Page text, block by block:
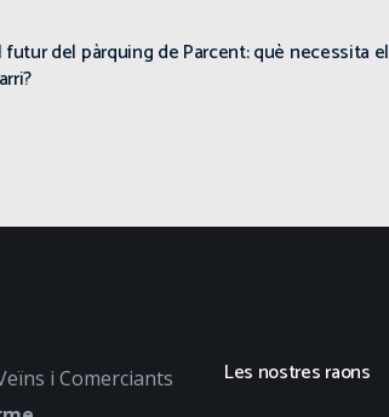
futur del pàrquing de Parcent: què necessita el
i Comerciants
Les nostres raons